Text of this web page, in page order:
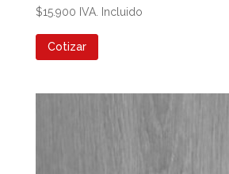
$15.900 IVA. Incluido
Cotizar